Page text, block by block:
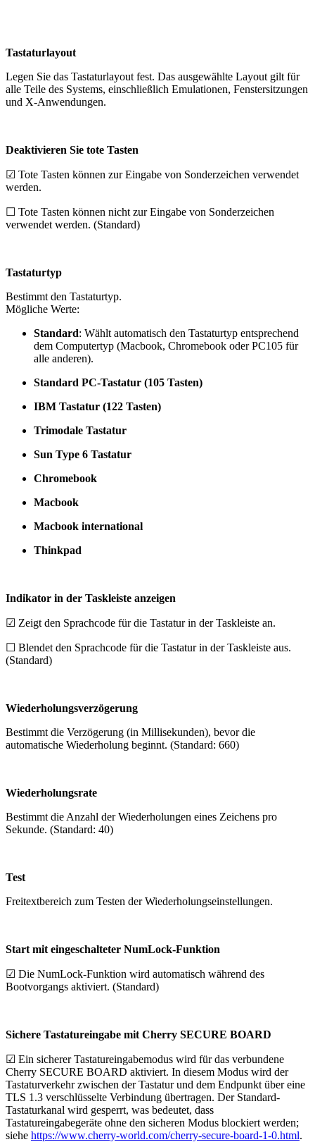
Tastaturlayout
Legen Sie das Tastaturlayout fest. Das ausgewählte Layout gilt für
alle Teile des Systems, einschließlich Emulationen, Fenstersitzungen
und X-Anwendungen.
Deaktivieren Sie tote Tasten
☑ Tote Tasten können zur Eingabe von Sonderzeichen verwendet
werden.
☐ Tote Tasten können nicht zur Eingabe von Sonderzeichen
verwendet werden. (Standard)
Tastaturtyp
Bestimmt den Tastaturtyp.
Mögliche Werte:
Standard: Wählt automatisch den Tastaturtyp entsprechend
dem Computertyp (Macbook, Chromebook oder PC105 für
alle anderen).
Standard PC-Tastatur (105 Tasten)
IBM Tastatur (122 Tasten)
Trimodale Tastatur
Sun Type 6 Tastatur
Chromebook
Macbook
Macbook international
Thinkpad
Indikator in der Taskleiste anzeigen
☑ Zeigt den Sprachcode für die Tastatur in der Taskleiste an.
☐ Blendet den Sprachcode für die Tastatur in der Taskleiste aus.
(Standard)
Wiederholungsverzögerung
Bestimmt die Verzögerung (in Millisekunden), bevor die
automatische Wiederholung beginnt. (Standard: 660)
Wiederholungsrate
Bestimmt die Anzahl der Wiederholungen eines Zeichens pro
Sekunde. (Standard: 40)
Test
Freitextbereich zum Testen der Wiederholungseinstellungen.
Start mit eingeschalteter NumLock-Funktion
☑ Die NumLock-Funktion wird automatisch während des
Bootvorgangs aktiviert. (Standard)
Sichere Tastatureingabe mit Cherry SECURE BOARD
☑ Ein sicherer Tastatureingabemodus wird für das verbundene
Cherry SECURE BOARD aktiviert. In diesem Modus wird der
Tastaturverkehr zwischen der Tastatur und dem Endpunkt über eine
TLS 1.3 verschlüsselte Verbindung übertragen. Der Standard-
Tastaturkanal wird gesperrt, was bedeutet, dass
Tastatureingabegeräte ohne den sicheren Modus blockiert werden;
siehe https://www.cherry-world.com/cherry-secure-board-1-0.html.